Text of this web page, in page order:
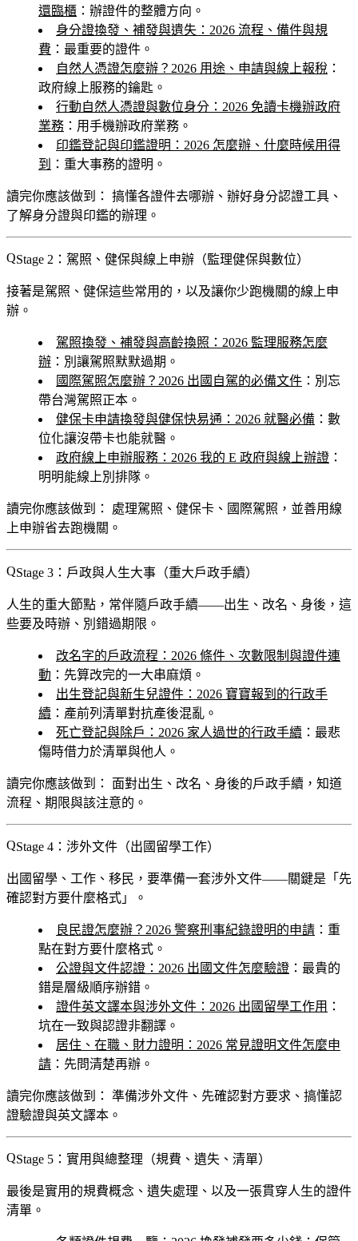
還臨櫃 ：辦證件的整體方向。
身分證換發、補發與遺失：2026 流程、備件與規
費 ：最重要的證件。
自然人憑證怎麼辦？2026 用途、申請與線上報稅 ：
政府線上服務的鑰匙。
行動自然人憑證與數位身分：2026 免讀卡機辦政府
業務 ：用手機辦政府業務。
印鑑登記與印鑑證明：2026 怎麼辦、什麼時候用得
到 ：重大事務的證明。
讀完你應該做到： 搞懂各證件去哪辦、辦好身分認證工具、
了解身分證與印鑑的辦理。
Stage 2：駕照、健保與線上申辦（監理健保與數位）
接著是駕照、健保這些常用的，以及讓你少跑機關的線上申
辦。
駕照換發、補發與高齡換照：2026 監理服務怎麼
辦 ：別讓駕照默默過期。
國際駕照怎麼辦？2026 出國自駕的必備文件 ：別忘
帶台灣駕照正本。
健保卡申請換發與健保快易通：2026 就醫必備 ：數
位化讓沒帶卡也能就醫。
政府線上申辦服務：2026 我的 E 政府與線上辦證 ：
明明能線上別排隊。
讀完你應該做到：
處理駕照、健保卡、國際駕照，並善用線
上申辦省去跑機關。
Stage 3：戶政與人生大事（重大戶政手續）
人生的重大節點，常伴隨戶政手續——出生、改名、身後，這
些要及時辦、別錯過期限。
改名字的戶政流程：2026 條件、次數限制與證件連
動 ：先算改完的一大串麻煩。
出生登記與新生兒證件：2026 寶寶報到的行政手
續 ：產前列清單對抗產後混亂。
死亡登記與除戶：2026 家人過世的行政手續 ：最悲
傷時借力於清單與他人。
讀完你應該做到：
面對出生、改名、身後的戶政手續，知道
流程、期限與該注意的。
Stage 4：涉外文件（出國留學工作）
出國留學、工作、移民，要準備一套涉外文件——關鍵是「先
確認對方要什麼格式」。
良民證怎麼辦？2026 警察刑事紀錄證明的申請 ：重
點在對方要什麼格式。
公證與文件認證：2026 出國文件怎麼驗證 ：最貴的
錯是層級順序辦錯。
證件英文譯本與涉外文件：2026 出國留學工作用 ：
坑在一致與認證非翻譯。
居住、在職、財力證明：2026 常見證明文件怎麼申
請 ：先問清楚再辦。
讀完你應該做到： 準備涉外文件、先確認對方要求、搞懂認
證驗證與英文譯本。
Stage 5：實用與總整理（規費、遺失、清單）
最後是實用的規費概念、遺失處理、以及一張貫穿人生的證件
清單。